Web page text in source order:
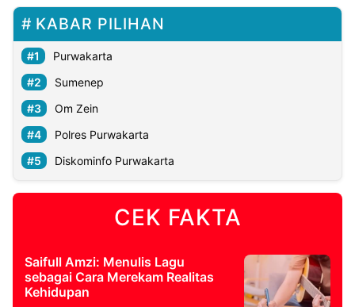
KABAR PILIHAN
Purwakarta
Sumenep
Om Zein
Polres Purwakarta
Diskominfo Purwakarta
CEK FAKTA
Saifull Amzi: Menulis Lagu
sebagai Cara Merekam Realitas
Kehidupan